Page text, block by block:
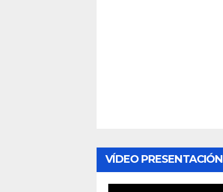
VÍDEO PRESENTACIÓN